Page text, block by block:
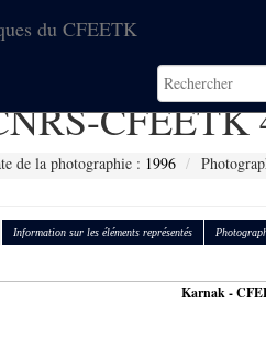
du CFEETK
CFEETK
de la photographie : 1996
Information sur les éléments représentés